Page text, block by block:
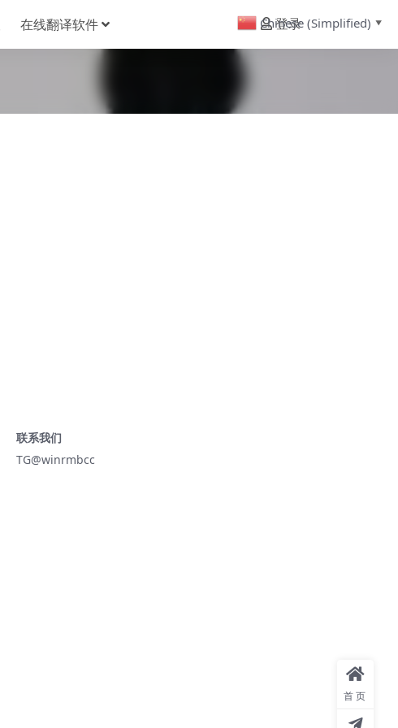
在线翻译软件 登录
联系我们
TG@winrmbcc
首页
Chinese (Simplified) ▼